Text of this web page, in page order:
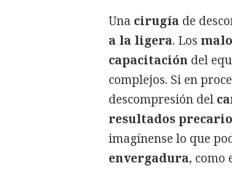
Una cirugía de
a la ligera. Los
capacitación del
complejos. Si en
descompresión del
resultados
imagínense lo que
envergadura, como